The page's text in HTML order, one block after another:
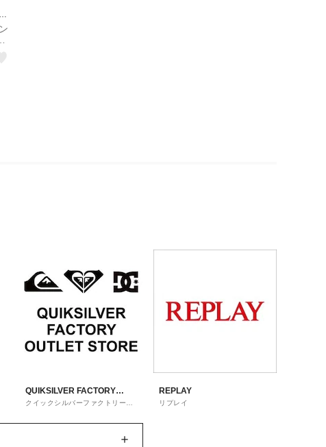
QUIKSILVER FACTORY
OUTLET STORE
クイックシルバーファクトリーア
REPLAY
リプレイ